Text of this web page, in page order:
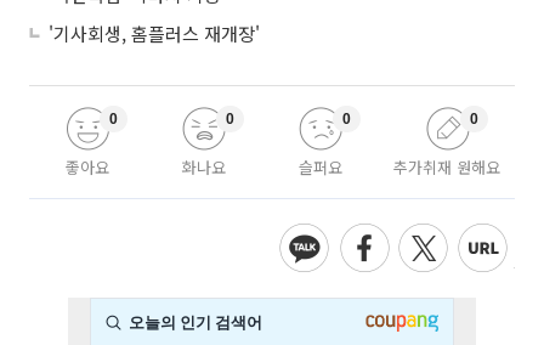
'기사회생, 홈플러스 재개장'
좋아요
0
화나요
0
슬퍼요
0
추가취재 원해요
0